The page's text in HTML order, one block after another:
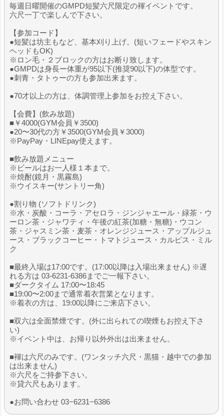
毎週日曜開催のGMPD短髪六尺限定の褌イベントです。
六尺一丁で楽しんで下さい。
【参加コード】
●短髪は坊主もなど、基本刈り上げ。(短いフェードやスキン
ヘッドもOK)
※ロン毛・２ブロックの方はお断り致します。
●GMPDは身長ー体重が95以下(推奨90以下)の体型です。
●刺青・タトゥーの方も参加出来ます。
●70才以上の方は、体調管理上参加をお控え下さい。
【会費】(飲み放題)
■￥4000(GYM会員￥3500)
●20〜30代の方￥3500(GYM会員￥3000)
※PayPay・LINEpay使えます。
■飲み放題メニュー
※ビールはお一人様１本まで。
※焼酎(鏡月・黒霧島)
※ウイスキー(サントリー角)
●割り物 (ソフトドリンク)
※水・炭酸・コーラ・アセロラ・ジンジャエール・緑茶・ウ
ーロン茶・ジャワティ・午後の紅茶(加糖・無糖)・ウコン
茶・ジャスミン茶・麦茶・オレンジジュース・アップルジュ
ース・ブラックコーヒー・トマトジュース・カルピス・ミル
ク
■最終入場は17:00です。(17:00以降は入場出来ません) ※遅
れる方は 03-6231-6386までご一報下さい。
■ダークタイム 17:00〜18:45
■19:00〜2:00まで通常着衣営業となります。
※着衣の方は、19:00以降にご来店下さい。
■双六は全面禁煙です。(外に出られての喫煙もお控え下さ
い)
※イベント中は、お帰り以外外出は出来ません。
■褌は六尺のみです。(ワンタッチ六尺・黒猫・越中での参加
は出来ません)
※六尺をご持参下さい。
※貸六尺もあります。
●お問い合わせ 03−6231−6386